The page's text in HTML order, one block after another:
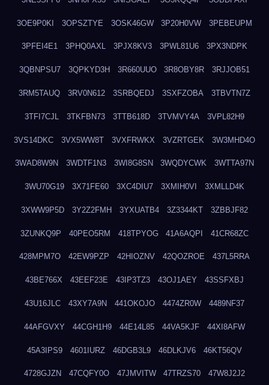
3OE9P0KI 3OPSZTYE 3OSK46GW 3P20H0VW 3PEBEUPM
3PFEI4E1 3PHQ0AXL 3PJX8KV3 3PWL81U6 3PX3NDPK
3QBNPSU7 3QPKYD3H 3R660UUO 3R8OBY8R 3RJJOB51
3RM5TAUQ 3RV0N612 3SRBQEDJ 3SXFZOBA 3TBVTN7Z
3TFI7CJL 3TKFBN73 3TTB618D 3TVMVY4A 3VPL82H9
3VS14DKC 3VX5WW8T 3VXFRWKX 3VZRTGEK 3W3MHD4O
3WAD8W9N 3WDTF1N3 3WI8G8SN 3WQDYCWK 3WTTA97N
3WU70G19 3X71FE60 3XC4DIU7 3XMIH0VI 3XMLLD4K
3XWW9P5D 3Y2Z2FMH 3YXUATB4 3Z3344KT 3ZBBJF82
3ZUNKQ9P 40PEO5RM 418TPYOG 41A6AQPI 41CR68ZC
428MPM7O 42EW9PZP 42HIOZNV 42QOZROE 437L5RRA
43BE766X 43EEF23E 43IP3TZ3 43OJ1AEY 43SSFXBJ
43U16JLC 43XY7A9N 441OKOJO 4474ZR0W 4489NF37
44AFGVXY 44CGH1H9 44E14L85 44VA5KJF 44XI8AFW
45A3IPS9 4601IURZ 46DGB3L9 46DLKJV6 46KT56QV
4728GJZN 47CQFY0O 47JMVITW 47TRZS70 47W8J2J2